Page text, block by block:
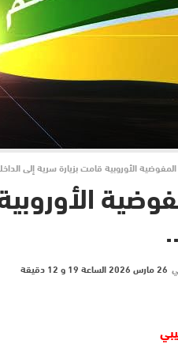
الأوروبية قامت بزيارة سرية إلى
26 مارس 2026 الساعة 19 و 12 دقيقة